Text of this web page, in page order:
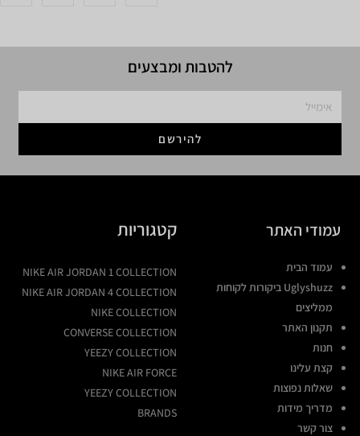
להטבות ומבצעים
להירשם
עמודי האתר
עמוד הבית
Uglyshuzz ביקורות לקוחות
ממליצים
תקנון האתר
חנות
קצת עלינו
שאלות נפוצות
מדריך מידות
צור קשר
קטגוריות
NIKE AIR JORDAN 1 COLLECTION
NIKE AIR JORDAN 4 COLLECTION
NIKE COLLECTION
CONVERSE COLLECTION
YEEZY COLLECTION
NIKE AIR FORCE
YEEZY COLLECTION
BRANDS